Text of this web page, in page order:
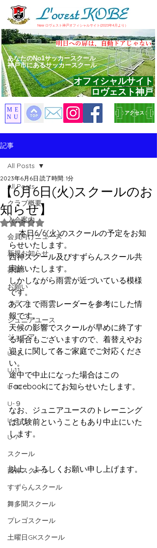
​New ロヴェスト神戸オフィシャルサイト(2023年4月より）
​明日への扉は、自動ドアじゃない
あなたのNo1サッカースクール
神戸市にあるサッカースクール
アクセス
オフィシャルサイト
ロヴェスト神戸
ME
NU
記事
All Posts
クラブ概要
入会案内
会員向けニュース
新規お知らせ
募集
お願い
クラブ
ジュニアユース
ジュニア
U-12
U-11
U-10
U-９
U-8
U-7
スクール
西神スクール
すずらんスクール
舞多聞スクール
プレゴスクール
土曜日GKスクール
All Posts
【6月6日(火)スクールのお
知らせ】
2023年6月6日 読了時間: 1分
5つ星のうちNaNと評価されています。
     本日6/6(火)のスクールの予定をお知
らせいたします。
西神スクール及びすずらんスクール共
実施いたします。
しかしながら雨雲が近づいている模様
です。
あくまで雨雲レーダーを参考にした情
報です。
天候の影響でスクールが早めに終了す
る場合もございますので、着替えやお
迎えに関して各ご家庭でご対応くださ
い。
途中で中止になった場合はこの
Facebookにてお知らせいたします。
なお、ジュニアユースのトレーニング
は試験前ということもあり中止にいた
します。
以上、よろしくお願い申し上げます。